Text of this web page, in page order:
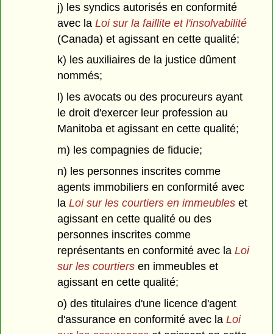
j) les syndics autorisés en conformité
avec la Loi sur la faillite et l'insolvabilité
(Canada) et agissant en cette qualité;
k) les auxiliaires de la justice dûment
nommés;
l) les avocats ou des procureurs ayant
le droit d'exercer leur profession au
Manitoba et agissant en cette qualité;
m) les compagnies de fiducie;
n) les personnes inscrites comme
agents immobiliers en conformité avec
la Loi sur les courtiers en immeubleset
agissant en cette qualité ou des
personnes inscrites comme
représentants en conformité avec la Loi
sur les courtiersen immeubles et
agissant en cette qualité;
o) des titulaires d'une licence d'agent
d'assurance en conformité avec la Loi